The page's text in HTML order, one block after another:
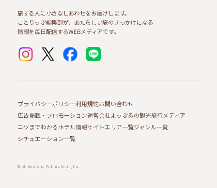
旅する人に小さなしあわせをお届けします。
ことりっぷ編集部が、あたらしい旅のきっかけになる
情報を毎日配信するWEBメディアです。
プライバシーポリシー利用規約お問い合わせ
広告掲載・プロモーション運営会社まっぷるの観光旅行メディア
コツまでわかるホテル情報サイトエリア一覧ジャンル一覧
シチュエーション一覧
© Shobunsha Publications, Inc.